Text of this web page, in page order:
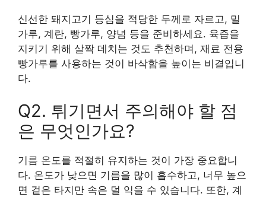
신선한 돼지고기 등심을 적당한 두께로 자르고, 밀
가루, 계란, 빵가루, 양념 등을 준비하세요. 육즙을
지키기 위해 살짝 데치는 것도 추천하며, 재료 전용
빵가루를 사용하는 것이 바삭함을 높이는 비결입니
다.
Q2. 튀기면서 주의해야 할 점
은 무엇인가요?
기름 온도를 적절히 유지하는 것이 가장 중요합니
다. 온도가 낮으면 기름을 많이 흡수하고, 너무 높으
면 겉은 타지만 속은 덜 익을 수 있습니다. 또한, 계